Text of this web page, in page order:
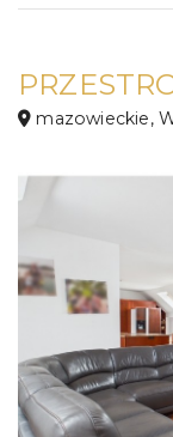
mazowieckie,